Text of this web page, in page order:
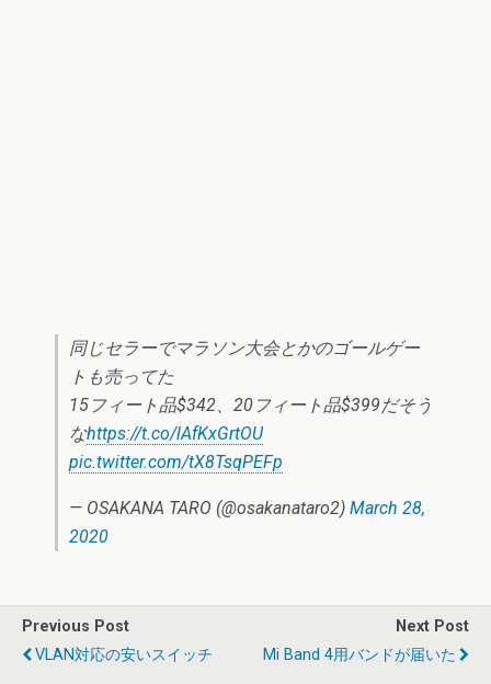
同じセラーでマラソン大会とかのゴールゲー
トも売ってた
15フィート品$342、20フィート品$399だそう
なhttps://t.co/lAfKxGrtOU
pic.twitter.com/tX8TsqPEFp
— OSAKANA TARO (@osakanataro2) March 28,
2020
Previous Post
VLAN対応の安いスイッチ
Next Post
Mi Band 4用バンドが届いた